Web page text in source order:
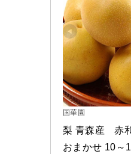
国華園
梨 青森産　赤
おまかせ 10～